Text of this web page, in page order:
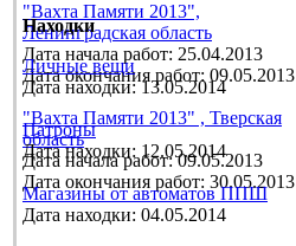
"Вахта Памяти 2013",
Ленинградская область
Дата начала работ: 25.04.2013
Дата окончания работ: 09.05.2013
"Вахта Памяти 2013" , Тверская
область
Дата начала работ: 09.05.2013
Дата окончания работ: 30.05.2013
Находки
Личные вещи
Дата находки: 13.05.2014
Патроны
Дата находки: 12.05.2014
Магазины от автоматов ППШ
Дата находки: 04.05.2014